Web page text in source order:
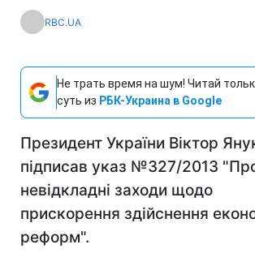
RBC.UA
Не трать время на шум! Читай
суть из РБК-Украина в Google
Президент України Віктор
підписав указ №327/2013
невідкладні заходи щодо
прискорення здійснення
реформ".